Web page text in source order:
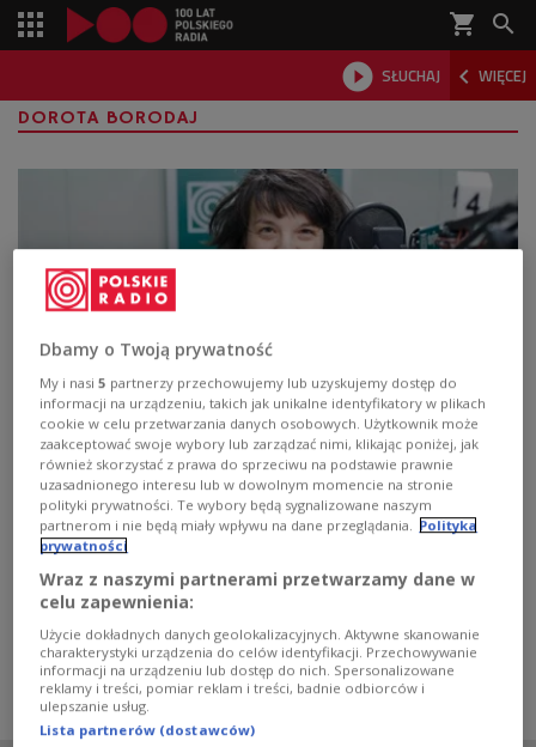
shopping_cart 
 SŁUCHAJ  WIĘCEJ

DOROTA BORODAJ
Aktywiści w Puszczy Białowieskiej.
"Przyjeżdżali tam z potrzeby serca"
"Szkodniki. O ludziach, drzewach i maszynach w Puszczy
Białowieskiej" to książka, która porusza temat ochrony
Puszczy Białowiejskiej, ale i spojrzenie na jej
naturalność. Autorka książki - Dorota Borodaj -
opowiedziała w Dwójce, jak wyglądał ten spór i z czego
wynikają niektóre różnice w spojrzeniu na puszczę.
Zobacz więcej na temat:Dwójka Puszcza Białowieska
ekologia Katarzyna Hagmajer-Kwiatek KSIĄŻKA KULTURA
Dbamy o Twoją prywatność
My i nasi5 partnerzy przechowujemy lub uzyskujemy dostęp do
informacji na urządzeniu, takich jak unikalne identyfikatory w plikach
cookie w celu przetwarzania danych osobowych. Użytkownik może
zaakceptować swoje wybory lub zarządzać nimi, klikając poniżej, jak
również skorzystać z prawa do sprzeciwu na podstawie prawnie
uzasadnionego interesu lub w dowolnym momencie na stronie
polityki prywatności. Te wybory będą sygnalizowane naszym
partnerom i nie będą miały wpływu na dane przeglądania.
Polityka
prywatności
Wraz z naszymi partnerami przetwarzamy dane w
celu zapewnienia:
Użycie dokładnych danych geolokalizacyjnych. Aktywne skanowanie
charakterystyki urządzenia do celów identyfikacji. Przechowywanie
informacji na urządzeniu lub dostęp do nich. Spersonalizowane
reklamy i treści, pomiar reklam i treści, badnie odbiorców i
ulepszanie usług.
Lista partnerów (dostawców)